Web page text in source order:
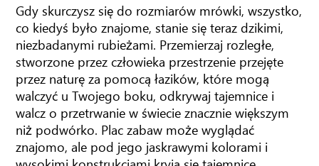
Gdy skurczysz się do rozmiarów mrówki, wszystko,
co kiedyś było znajome, stanie się teraz dzikimi,
niezbadanymi rubieżami. Przemierzaj rozległe,
stworzone przez człowieka przestrzenie przejęte
przez naturę za pomocą łazików, które mogą
walczyć u Twojego boku, odkrywaj tajemnice i
walcz o przetrwanie w świecie znacznie większym
niż podwórko. Plac zabaw może wyglądać
znajomo, ale pod jego jaskrawymi kolorami i